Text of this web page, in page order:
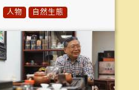
人物 自然生態